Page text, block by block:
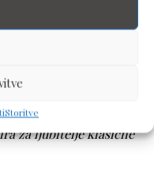
Storitve
obrt in
občutek nežnosti
nošenje, hkrati pa
za ljubitelje klasične